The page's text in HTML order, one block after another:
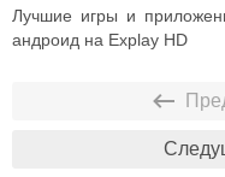
Лучшие игры и
андроид на Explay HD